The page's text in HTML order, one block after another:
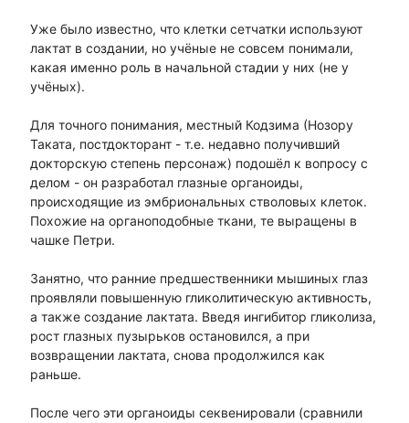
Уже было известно, что клетки сетчатки используют
лактат в создании, но учёные не совсем понимали,
какая именно роль в начальной стадии у них (не у
учёных).
Для точного понимания, местный Кодзима (Нозору
Таката, постдокторант - т.е. недавно получивший
докторскую степень персонаж) подошёл к вопросу с
делом - он разработал глазные органоиды,
происходящие из эмбриональных стволовых клеток.
Похожие на органоподобные ткани, те выращены в
чашке Петри.
Занятно, что ранние предшественники мышиных глаз
проявляли повышенную гликолитическую активность,
а также создание лактата. Введя ингибитор гликолиза,
рост глазных пузырьков остановился, а при
возвращении лактата, снова продолжился как
раньше.
После чего эти органоиды секвенировали (сравнили